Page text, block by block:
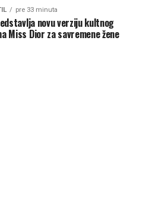
pre 33 minuta
novu verziju kultnog
Miss Dior za savremene žene